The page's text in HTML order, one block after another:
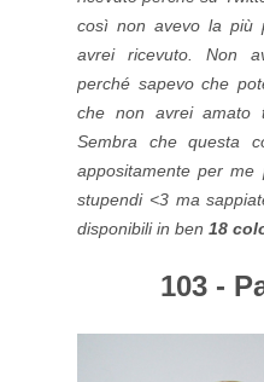
così non avevo la più
avrei ricevuto. Non
perché sapevo che
che non avrei amato
Sembra che questa
appositamente per
stupendi <3 ma
disponibili in ben 18
103 -